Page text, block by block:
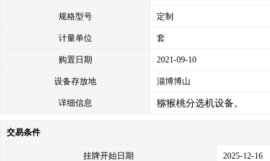
规格型号 定制
计量单位 套
购置日期 2021-09-10
设备存放地 淄博博山
详细信息 猕猴桃分选机设备。
交易条件
挂牌开始日期 2025-12-16